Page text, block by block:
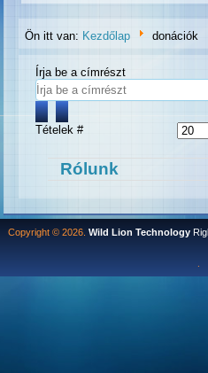
Ön itt van: Kezdőlap donációk
Írja be a címrészt
Tételek #
Rólunk
Copyright © 2026. Wild Lion Technology
.